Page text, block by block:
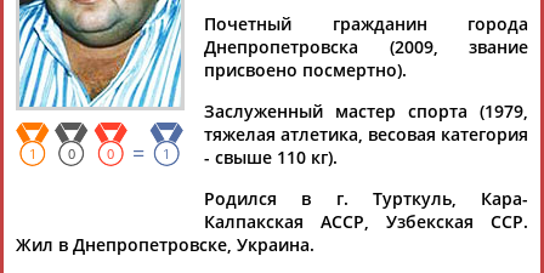
Аслаудин
АБАЕВ
Елена
АБАИМОВА
Мария
АБАКУМОВА
АБАЛАКИНА
Дмитрий
Тамилла
Рамазан
1 0 0 = 1
Почетный гражданин города
Днепропетровска (2009, звание
присвоено посмертно).
Заслуженный мастер спорта (1979,
тяжелая атлетика, весовая категория
- свыше 110 кг).
Родился в г. Турткуль, Кара-
Калпакская АССР, Узбекская ССР.
Жил в Днепропетровске, Украина.